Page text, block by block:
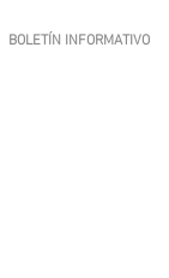
BOLETÍN INFORMATIVO